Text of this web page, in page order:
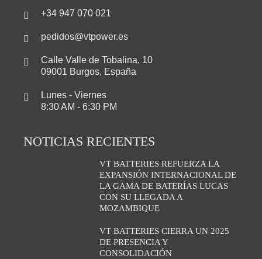
+34 947 070 021
pedidos@vtpower.es
Calle Valle de Tobalina, 10
09001 Burgos, España
Lunes - Viernes
8:30 AM - 6:30 PM
NOTICIAS RECIENTES
VT BATTERIES REFUERZA LA
EXPANSIÓN INTERNACIONAL DE
LA GAMA DE BATERÍAS LUCAS
CON SU LLEGADA A
MOZAMBIQUE
VT BATTERIES CIERRA UN 2025
DE PRESENCIA Y
CONSOLIDACIÓN